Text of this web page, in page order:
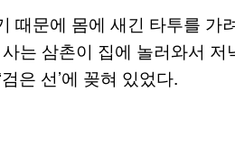
때문에 몸에 새긴 타투를 가
는 삼촌이 집에 놀러와서 저
은 선’에 꽂혀 있었다.